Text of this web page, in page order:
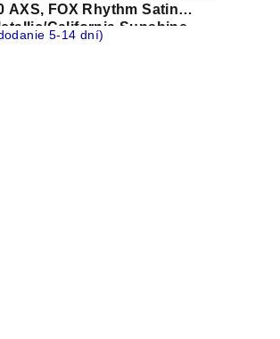
AXS, FOX Rhythm Satin
California Sunshine
5-14 dní)